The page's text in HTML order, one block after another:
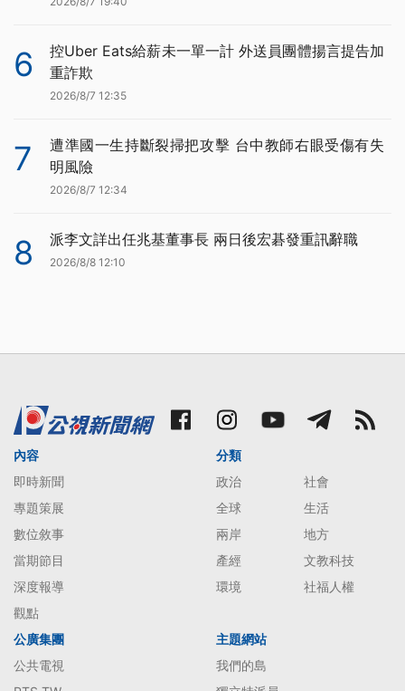
6
控Uber Eats給薪未一單一計 外送員團體揚言提告加
重詐欺
2026/8/7 12:35
7
遭準國一生持斷裂掃把攻擊 台中教師右眼受傷有失
明風險
2026/8/7 12:34
8 派李文詳出任兆基董事長 兩日後宏碁發重訊辭職
2026/8/8 12:10
內容
即時新聞
專題策展
數位敘事
當期節目
深度報導
觀點
分類
政治
社會
全球
生活
兩岸
地方
產經
文教科技
環境
社福人權
公廣集團
公共電視
主題網站
我們的島